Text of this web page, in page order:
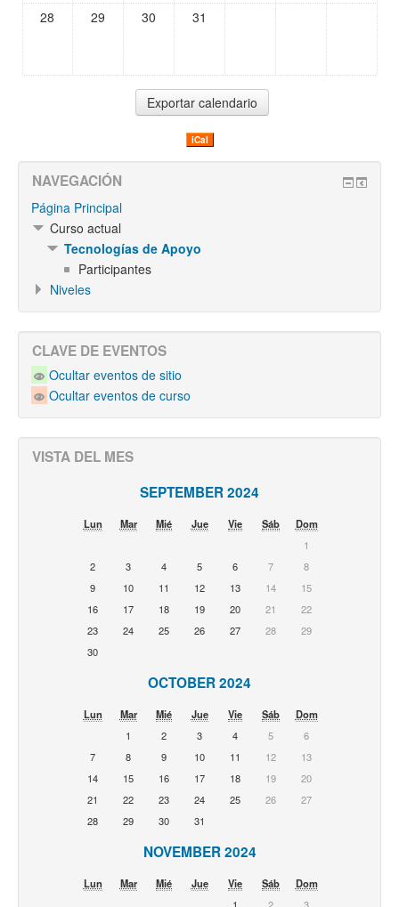
28 29 30 31
iCal
NAVEGACIÓN
Página Principal
Curso actual
Tecnologías de Apoyo
Participantes
Niveles
CLAVE DE EVENTOS
Ocultar eventos de sitio
Ocultar eventos de curso
VISTA DEL MES
SEPTEMBER 2024
Lun Mar Mié Jue Vie Sáb
Dom
1
2
3 4 5 6 7
8
9
10 11 12 13 14
15
16
17 18 19 20 21
22
23
24 25 26 27 28
29
30
OCTOBER 2024
Lun Mar Mié Jue Vie Sáb
Dom
1
2 3 4 5
6
7
8 9 10 11 12
13
14
15 16 17 18 19
20
21
22 23 24 25 26
27
28
29 30 31
NOVEMBER 2024
Lun Mar Mié Jue Vie Sáb
Dom
1
2 3